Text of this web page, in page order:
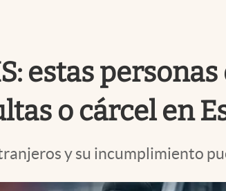
estas
o cárcel en
y su incumplimiento